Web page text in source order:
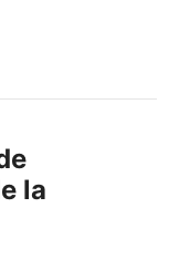
la